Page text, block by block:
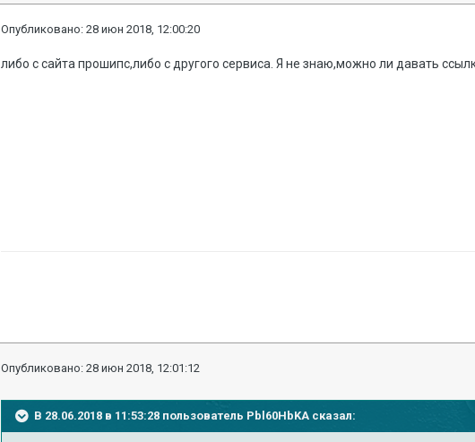
Опубликовано:28 июн 2018, 12:00:20
либо с сайта прошипс,либо с другого сервиса. Я не знаю,можно ли давать
Опубликовано:28 июн 2018, 12:01:12
В 28.06.2018 в 11:53:28 пользователь Pbl60HbKA сказал: